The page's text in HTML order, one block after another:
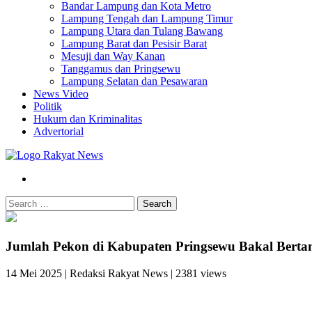
Bandar Lampung dan Kota Metro
Lampung Tengah dan Lampung Timur
Lampung Utara dan Tulang Bawang
Lampung Barat dan Pesisir Barat
Mesuji dan Way Kanan
Tanggamus dan Pringsewu
Lampung Selatan dan Pesawaran
News Video
Politik
Hukum dan Kriminalitas
Advertorial
Search
Jumlah Pekon di Kabupaten Pringsewu Bakal
14 Mei 2025 | Redaksi Rakyat News | 2381 views